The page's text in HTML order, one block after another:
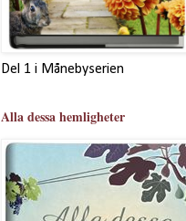
Del 1 i Månebyserien
Alla dessa hemligheter